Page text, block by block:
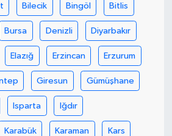
Bilecik Bingöl Bitlis
Bursa Denizli Diyarbakır
Elazığ Erzincan Erzurum
Giresun Gümüşhane
Isparta Iğdır
Karabük Karaman Kars